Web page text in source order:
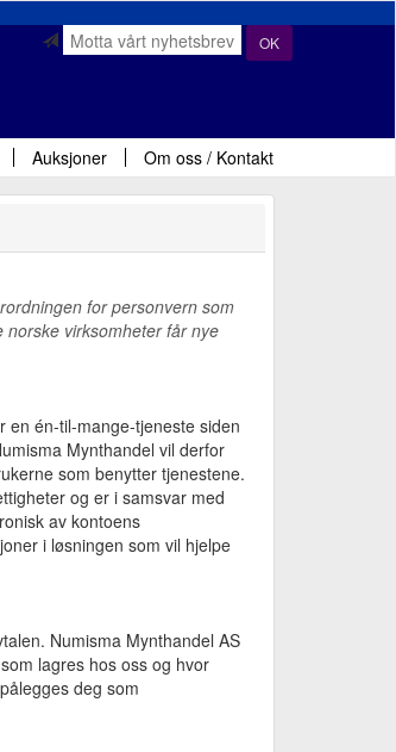
OK
Auksjoner Om oss / Kontakt
for personvern som
virksomheter får nye
en én-til-mange-tjeneste siden
Mynthandel vil derfor
som benytter tjenestene.
og er i samsvar med
av kontoens
i løsningen som vil hjelpe
Numisma Mynthandel AS
lagres hos oss og hvor
deg som